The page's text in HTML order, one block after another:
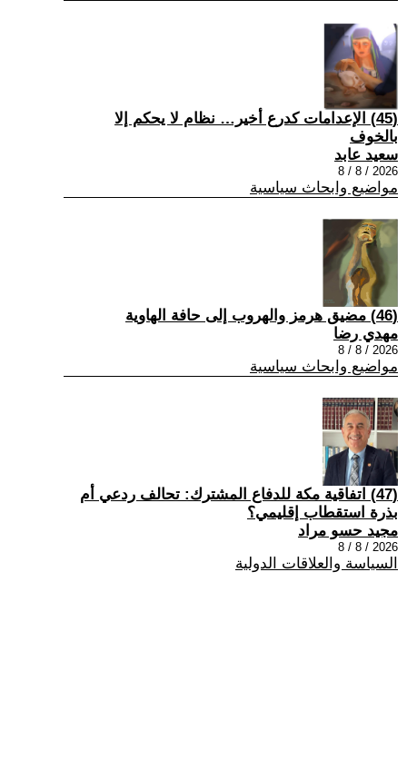
(45) الإعدامات كدرع أخير… نظام لا يحكم إلا
بالخوف
سعيد عابد
2026 / 8 / 8
مواضيع وابحاث سياسية
(46) مضيق هرمز والهروب إلى حافة الهاوية
مهدي رضا
2026 / 8 / 8
مواضيع وابحاث سياسية
(47) اتفاقية مكة للدفاع المشترك: تحالف ردعي أم
بذرة استقطاب إقليمي؟
مجيد حسو مراد
2026 / 8 / 8
السياسة والعلاقات الدولية